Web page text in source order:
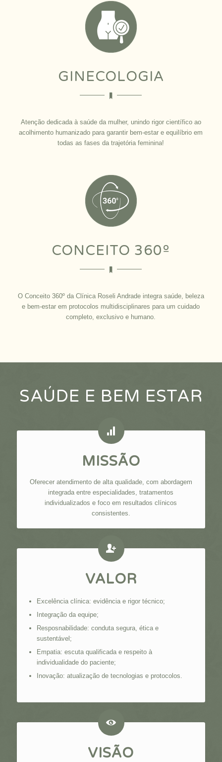
GINECOLOGIA
Atenção dedicada à saúde da mulher, unindo rigor científico ao
acolhimento humanizado para garantir bem-estar e equilíbrio em
todas as fases da trajetória feminina!
CONCEITO 360º
O Conceito 360º da Clínica Roseli Andrade integra saúde, beleza
e bem-estar em protocolos multidisciplinares para um cuidado
completo, exclusivo e humano.
SAÚDE E BEM ESTAR
MISSÃO
Oferecer atendimento de alta qualidade, com abordagem
integrada entre especialidades, tratamentos
individualizados e foco em resultados clínicos
consistentes.
VALOR
Excelência clínica: evidência e rigor técnico;
Integração da equipe;
Resposnabilidade: conduta segura, ética e
sustentável;
Empatia: escuta qualificada e respeito à
individualidade do paciente;
Inovação: atualização de tecnologias e protocolos.
VISÃO